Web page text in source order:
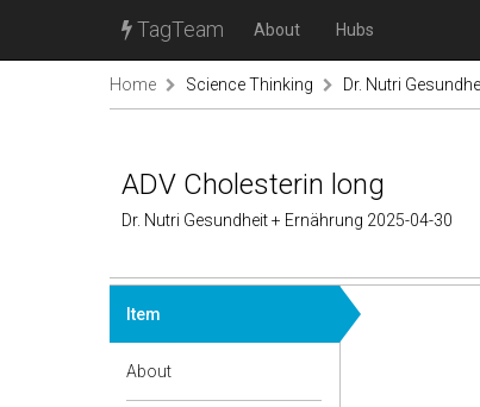
TagTeam About Hubs
Home Science Thinking Dr. Nutri
ADV Cholesterin long
Dr. Nutri Gesundheit + Ernährung 2025-04-30
Item
About